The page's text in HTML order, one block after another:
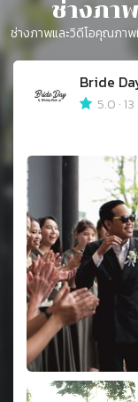
ช่างภาพ
ช่างภาพและวิดีโอคุณภาพที่
Bride
5.0 ·